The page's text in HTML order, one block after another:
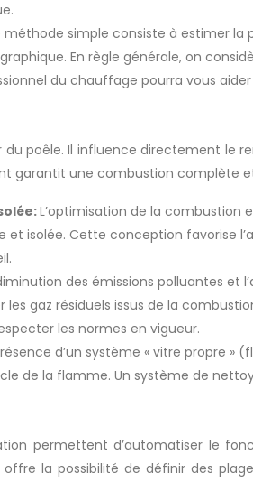
méthode simple consiste à estimer
En règle générale, on
du chauffage pourra vous
poêle. Il influence directement le
garantit une combustion complète
L’optimisation de la combustion
isolée. Cette conception favorise
des émissions polluantes et
gaz résiduels issus de la
les normes en vigueur.
d’un système « vitre propre »
de la flamme. Un système de
permettent d’automatiser le
la possibilité de définir des